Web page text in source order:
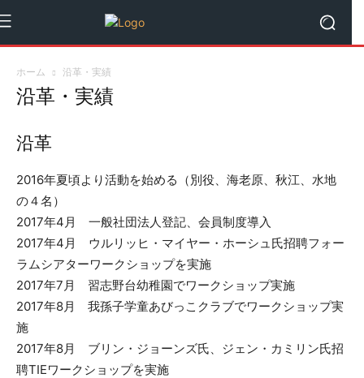
ホーム 沿革・実績
沿革・実績
沿革
2016年夏頃より活動を始める（別役、海老原、秋江、水地
の４名）
2017年4月 一般社団法人登記、会員制度導入
2017年4月 ウルリッヒ・マイヤー・ホーシュ氏招聘フォー
ラムシアターワークショップを実施
2017年7月 習志野台幼稚園でワークショップ実施
2017年8月 我孫子学童あびっこクラブでワークショップ実
施
2017年8月 ブリン・ジョーンズ氏、ジェン・カミリン氏招
聘TIEワークショップを実施